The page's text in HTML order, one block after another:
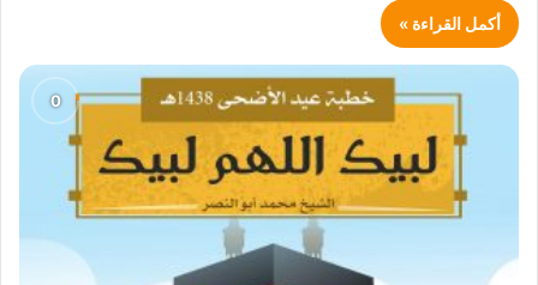
أكمل القراءة »